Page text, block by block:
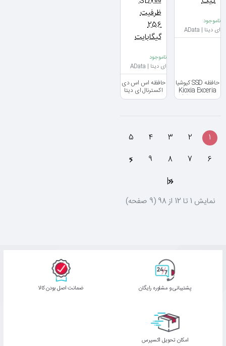
ناموجود
ای دیتا | AData
حافظه SSD کیوشیا
Kioxia Exceria
ظرفیت 480 گیگ
ناموجود
ای دیتا | AData
حافظه اس اس دی
اکسترنال ای دیتا
SSD AData
1
2
3
4
5
6
7
8
9
>
>|
نمايش 1 تا 12 از 98 (9 صفحه)
پشتیبانی و مشاوره رایگان ﺿﻤﺎﻧﺖ اﺻﻞ ﺑﻮدن ﮐﺎﻟﺎ
اﻣﮑﺎن ﺗﺤﻮﯾﻞ اﮐﺴﭙﺮس